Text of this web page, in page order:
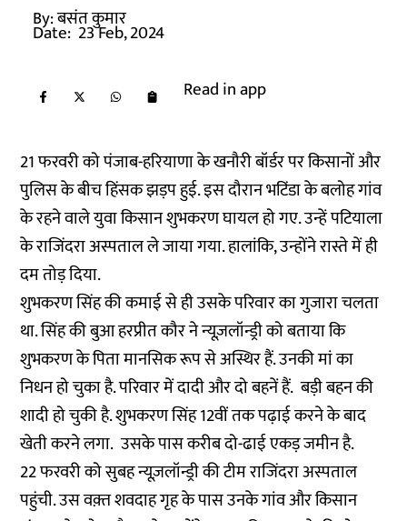
By:बसंत कुमार
Date: 23 Feb, 2024
Read in app
21 फरवरी को पंजाब-हरियाणा के खनौरी बॉर्डर पर किसानों और
पुलिस के बीच हिंसक झड़प हुई. इस दौरान भटिंडा के बलोह गांव
के रहने वाले युवा किसान शुभकरण घायल हो गए. उन्हें पटियाला
के राजिंदरा अस्पताल ले जाया गया. हालांकि, उन्होंने रास्ते में ही
दम तोड़ दिया.
शुभकरण सिंह की कमाई से ही उसके परिवार का गुजारा चलता
था. सिंह की बुआ हरप्रीत कौर ने न्यूज़लॉन्ड्री को बताया कि
शुभकरण के पिता मानसिक रूप से अस्थिर हैं. उनकी मां का
निधन हो चुका है. परिवार में दादी और दो बहनें हैं. बड़ी बहन की
शादी हो चुकी है. शुभकरण सिंह 12वीं तक पढ़ाई करने के बाद
खेती करने लगा. उसके पास करीब दो-ढाई एकड़ जमीन है.
22 फरवरी को सुबह न्यूज़लॉन्ड्री की टीम राजिंदरा अस्पताल
पहुंची. उस वक़्त शवदाह गृह के पास उनके गांव और किसान